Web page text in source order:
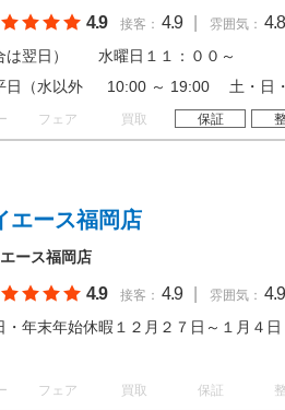
4.9 接客： 4.9 雰囲気： 4.8
は翌日） 水曜日１１：００～
日（水以外 10:00 ～ 19:00 土・日
フェア 買取 保証
ース福岡店
ース福岡店
4.9 接客： 4.9 雰囲気： 4.9
・年末年始休暇１２月２７日～１月４日
フェア 買取 保証